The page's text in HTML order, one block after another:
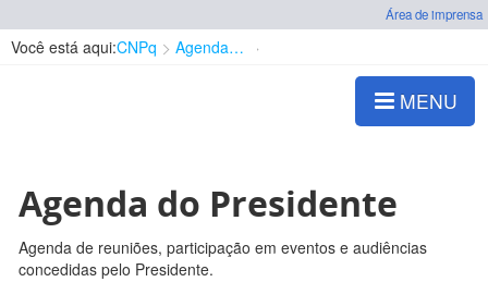
Área de imprensa
Você está aqui:CNPq Agenda de autoridades
MENU
Agenda do Presidente
Agenda de reuniões, participação em eventos e audiências
concedidas pelo Presidente.